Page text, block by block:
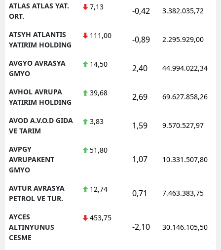
ATLAS ATLAS YAT.
ORT.
7,13 -0,42 3.382.035,72
ATSYH ATLANTIS
YATIRIM HOLDING
111,00 -0,89 2.295.929,00
AVGYO AVRASYA
GMYO
14,50 2,40 44.994.022,34
AVHOL AVRUPA
YATIRIM HOLDING
39,68 2,69 69.627.858,26
AVOD A.V.O.D GIDA
VE TARIM
3,83 1,59 9.570.527,97
AVPGY
AVRUPAKENT
GMYO
51,80
1,07 10.331.507,80
AVTUR AVRASYA
PETROL VE TUR.
12,74 0,71 7.463.383,75
AYCES
ALTINYUNUS
CESME
453,75
-2,10 30.146.105,50